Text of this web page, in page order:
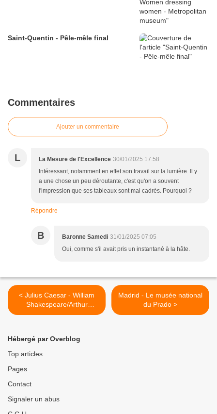
Saint-Quentin - Pêle-mêle final
Commentaires
Ajouter un commentaire
L La Mesure de l'Excellence 30/01/2025 17:58
Intéressant, notamment en effet son travail sur la lumière. Il y
a une chose un peu déroutante, c'est qu'on a souvent
l'impression que ses tableaux sont mal cadrés. Pourquoi ?
Répondre
B Baronne Samedi 31/01/2025 07:05
Oui, comme s'il avait pris un instantané à la hâte.
< Julius Caesar - William
Shakespeare/Arthur
Nauzyciel
Madrid - Le musée national
du Prado >
Hébergé par Overblog
Top articles
Pages
Contact
Signaler un abus